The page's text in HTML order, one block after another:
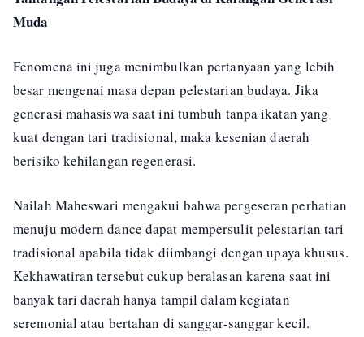
Muda
Fenomena ini juga menimbulkan pertanyaan yang lebih
besar mengenai masa depan pelestarian budaya. Jika
generasi mahasiswa saat ini tumbuh tanpa ikatan yang
kuat dengan tari tradisional, maka kesenian daerah
berisiko kehilangan regenerasi.
Nailah Maheswari mengakui bahwa pergeseran perhatian
menuju modern dance dapat mempersulit pelestarian tari
tradisional apabila tidak diimbangi dengan upaya khusus.
Kekhawatiran tersebut cukup beralasan karena saat ini
banyak tari daerah hanya tampil dalam kegiatan
seremonial atau bertahan di sanggar-sanggar kecil.